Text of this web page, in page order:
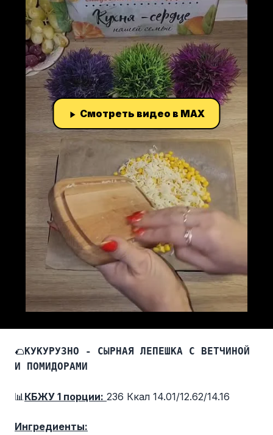
Смотреть видео в MAX
🌮 КУКУРУЗНО - СЫРНАЯ ЛЕПЕШКА С ВЕТЧИНОЙ
И ПОМИДОРАМИ
📊КБЖУ 1 порции: 236 Ккал 14.01/12.62/14.16
Ингредиенты: